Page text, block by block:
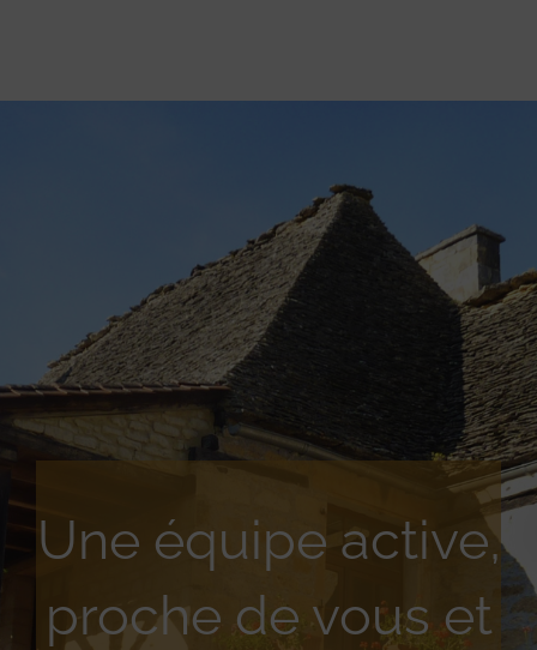
Une équipe active,
proche de vous et